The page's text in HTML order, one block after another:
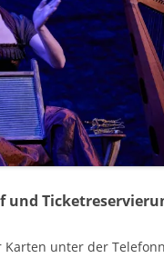
und
Karten unter der